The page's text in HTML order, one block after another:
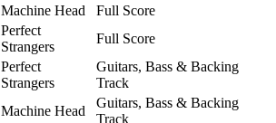
Machine Head
Full Score
Perfect
Strangers
Full Score
Perfect
Strangers
Guitars, Bass & Backing
Track
Machine Head
Guitars, Bass & Backing
Track